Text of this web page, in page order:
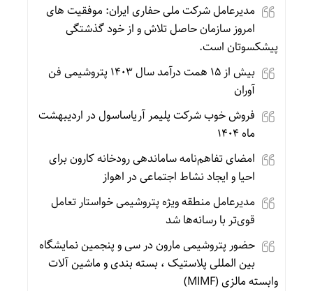
مدیرعامل شرکت ملی حفاری ایران: موفقیت های
امروز سازمان حاصل تلاش و از خود گذشتگی
پیشکسوتان است.
بیش از ۱۵ همت درآمد سال ۱۴۰۳ پتروشیمی فن
آوران
فروش خوب شرکت پلیمر آریاساسول در اردیبهشت
ماه ۱۴۰۴
امضای تفاهم‌نامه ساماندهی رودخانه کارون برای
احیا و ایجاد نشاط اجتماعی در اهواز
مدیرعامل منطقه ویژه پتروشیمی خواستار تعامل
قوی‌تر با رسانه‌ها شد
حضور پتروشیمی مارون در سی و پنجمین نمایشگاه
بین المللی پلاستیک ، بسته بندی و ماشین آلات
وابسته مالزی (MIMF)